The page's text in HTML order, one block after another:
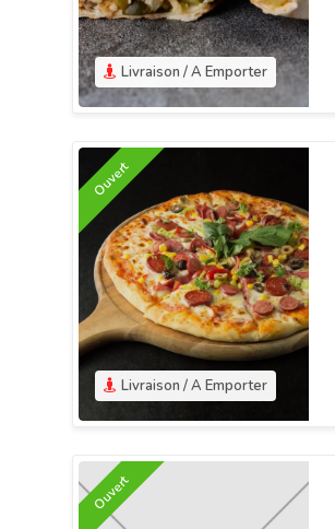
Livraison / A Emporter
Livraison / A Emporter
Ouvert
Ouvert